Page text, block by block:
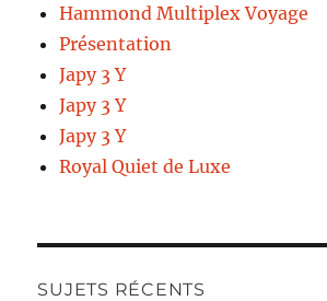
Hammond Multiplex Voyage
Présentation
Japy 3 Y
Japy 3 Y
Japy 3 Y
Royal Quiet de Luxe
SUJETS RÉCENTS